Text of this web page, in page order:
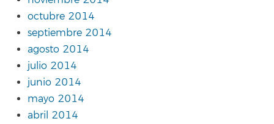
octubre 2014
septiembre 2014
agosto 2014
julio 2014
junio 2014
mayo 2014
abril 2014